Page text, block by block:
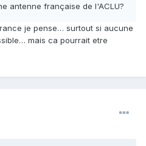
antenne française de l'ACLU?
je pense… surtout si aucune
mais ca pourrait etre